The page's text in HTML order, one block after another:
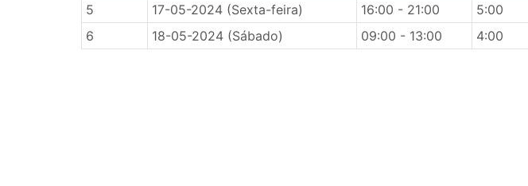
5
17-05-2024 (Sexta-feira) 16:00 - 21:00 5:00
6
18-05-2024 (Sábado) 09:00 - 13:00 4:00